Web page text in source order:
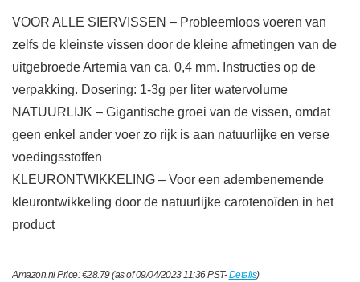
VOOR ALLE SIERVISSEN – Probleemloos voeren van
zelfs de kleinste vissen door de kleine afmetingen van de
uitgebroede Artemia van ca. 0,4 mm. Instructies op de
verpakking. Dosering: 1-3g per liter watervolume
NATUURLIJK – Gigantische groei van de vissen, omdat
geen enkel ander voer zo rijk is aan natuurlijke en verse
voedingsstoffen
KLEURONTWIKKELING – Voor een adembenemende
kleurontwikkeling door de natuurlijke carotenoïden in het
product
Amazon.nl Price:€28.79(as of 09/04/2023 11:36 PST-Details)